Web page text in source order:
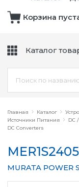
Главная Каталог
Источники Питания
DC
DC Converters
MURATA POWER
Корзина
Каталог
Товары для Чистых
Цепи
Оборудование